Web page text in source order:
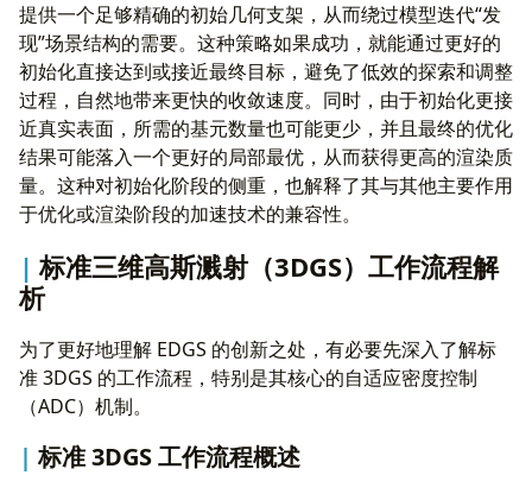
提供一个足够精确的初始几何支架，从而绕过模型迭代“发
现”场景结构的需要。这种策略如果成功，就能通过更好的
初始化直接达到或接近最终目标，避免了低效的探索和调整
过程，自然地带来更快的收敛速度。同时，由于初始化更接
近真实表面，所需的基元数量也可能更少，并且最终的优化
结果可能落入一个更好的局部最优，从而获得更高的渲染质
量。这种对初始化阶段的侧重，也解释了其与其他主要作用
于优化或渲染阶段的加速技术的兼容性。
标准三维高斯溅射（3DGS）工作流程解
析
为了更好地理解 EDGS 的创新之处，有必要先深入了解标
准 3DGS 的工作流程，特别是其核心的自适应密度控制
（ADC）机制。
标准 3DGS 工作流程概述